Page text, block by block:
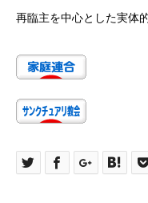
再臨主を中心とした実体